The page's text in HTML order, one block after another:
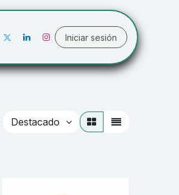
Iniciar sesión
Destacado